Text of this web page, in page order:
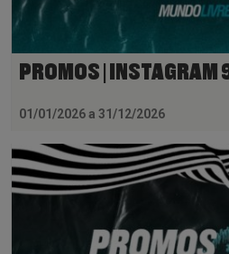
PROMOS | INSTAGRAM
01/01/2026 a 31/12/2026